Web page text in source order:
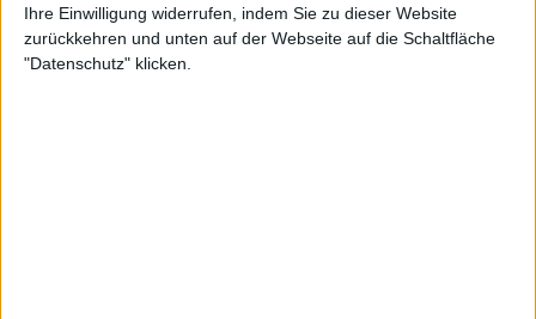
Ihre Einwilligung widerrufen, indem Sie zu dieser Website
zurückkehren und unten auf der Webseite auf die Schaltfläche
"Datenschutz" klicken.